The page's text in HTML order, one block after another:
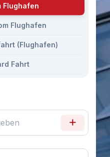
Flughafen
Flughafen
(Flughafen)
Fahrt